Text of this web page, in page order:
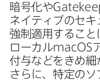
暗号化や
ネイティブの​セ
強制適用する​こと
ローカルmacOS
付与などを​きめ細
さらに、​特定の​